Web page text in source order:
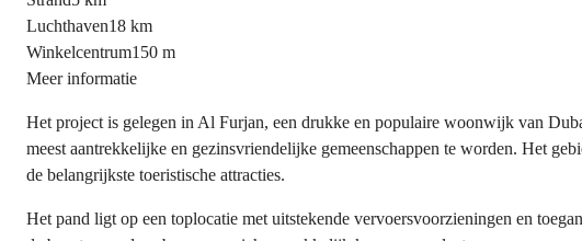
Luchthaven18 km
Winkelcentrum150 m
Meer informatie
Het project is gelegen in Al Furjan, een drukke en populaire woonwijk van
meest aantrekkelijke en gezinsvriendelijke gemeenschappen te worden. Het
de belangrijkste toeristische attracties.
Het pand ligt op een toplocatie met uitstekende vervoersvoorzieningen en